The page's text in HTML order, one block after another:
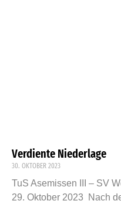
Verdiente Niederlage
30. OKTOBER 2023
TuS Asemissen III – SV
29. Oktober 2023 Nach